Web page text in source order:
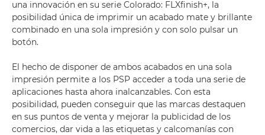
una innovación en su serie Colorado: FLXfinish+, la
posibilidad única de imprimir un acabado mate y brillante
combinado en una sola impresión y con solo pulsar un
botón.
El hecho de disponer de ambos acabados en una sola
impresión permite a los PSP acceder a toda una serie de
aplicaciones hasta ahora inalcanzables. Con esta
posibilidad, pueden conseguir que las marcas destaquen
en sus puntos de venta y mejorar la publicidad de los
comercios, dar vida a las etiquetas y calcomanías con